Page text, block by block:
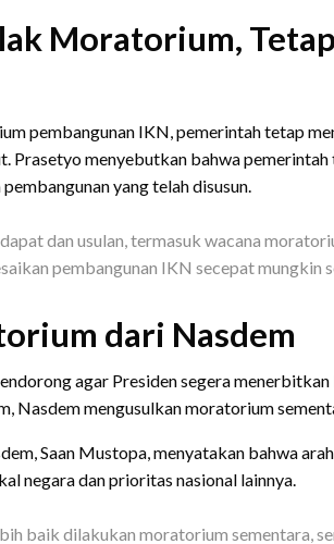
Moratorium,
pembangunan IKN, pemerintah tetap
Prasetyo menyebutkan bahwa
yang telah disusun.
dan usulan, termasuk wacana
pembangunan IKN secepat mungkin
dari Nasdem
agar Presiden segera
Nasdem mengusulkan moratorium
Saan Mustopa, menyatakan bahwa
negara dan prioritas nasional lainnya.
baik dilakukan moratorium sementara,